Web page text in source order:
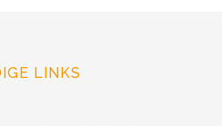
LINKS